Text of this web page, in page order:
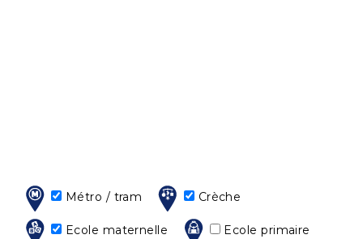
Métro / tram Crèche
Ecole maternelle Ecole primaire